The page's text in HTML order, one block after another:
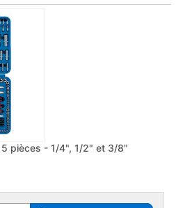
pièces - 1/4", 1/2" et 3/8"